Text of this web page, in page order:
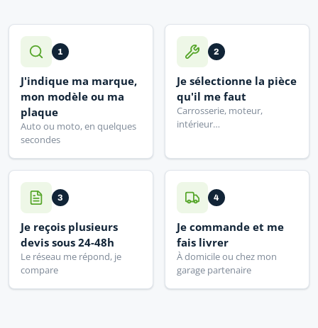
1
J'indique ma marque,
mon modèle ou ma
plaque
Auto ou moto, en quelques
secondes
2
Je sélectionne la pièce
qu'il me faut
Carrosserie, moteur,
intérieur…
3
Je reçois plusieurs
devis sous 24-48h
Le réseau me répond, je
compare
4
Je commande et me
fais livrer
À domicile ou chez mon
garage partenaire